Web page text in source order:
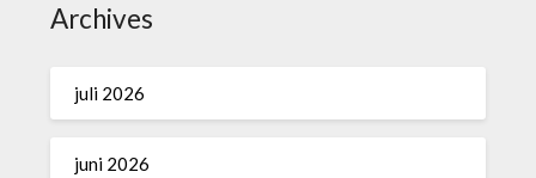
Archives
juli 2026
juni 2026